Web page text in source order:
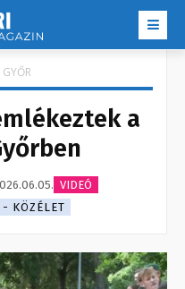
GYŐR
a
VIDEÓ
- KÖZÉLET